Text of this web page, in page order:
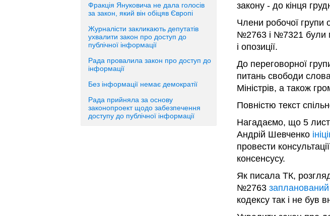
Фракція Януковича не дала голосів
за закон, який він обіцяв Європі
Журналісти закликають депутатів
ухвалити закон про доступ до
публічної інформації
Рада провалила закон про доступ до
інформації
Без інформації немає демократії
Рада прийняла за основу
законопроект щодо забезпечення
доступу до публічної інформації
закону - до кінця
Члени робочої групи
№2763 і №7321 були
і опозиції.
До переговорної
питань свободи слова
Міністрів, а також
Повністю текст
Нагадаємо, що 5
Андрій Шевченко
провести
консенсусу.
Як писала ТК,
№2763 запланований
кодексу так і не був